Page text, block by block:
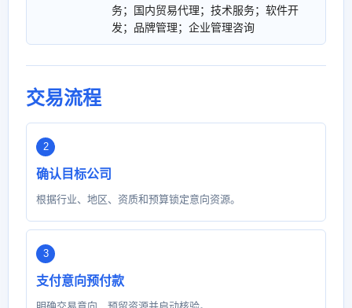
务；国内贸易代理；技术服务；软件开
发；品牌管理；企业管理咨询
交易流程
确认目标公司
根据行业、地区、资质和预算锁定意向资源。
支付意向预付款